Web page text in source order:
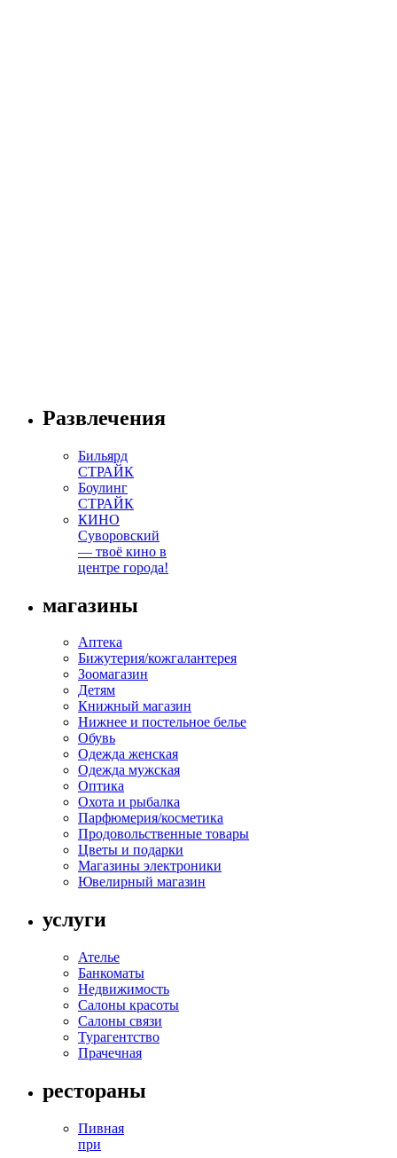
Развлечения
Бильярд
СТРАЙК
Боулинг
СТРАЙК
КИНО
Суворовский
— твоё кино в
центре города!
магазины
Аптека
Бижутерия/кожгалантерея
Зоомагазин
Детям
Книжный магазин
Нижнее и постельное белье
Обувь
Одежда женская
Одежда мужская
Оптика
Охота и рыбалка
Парфюмерия/косметика
Продовольственные товары
Цветы и подарки
Магазины электроники
Ювелирный магазин
услуги
Ателье
Банкоматы
Недвижимость
Салоны красоты
Салоны связи
Турагентство
Прачечная
рестораны
Пивная
при